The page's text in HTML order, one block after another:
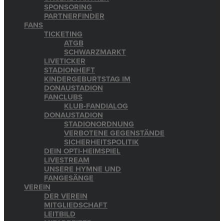
SPONSORING
PARTNERFINDER
FANS
TICKETING
ATGB
SCHWARZMARKT
LIVETICKER
STADIONHEFT
KINDERGEBURTSTAG IM
DONAUSTADION
FANCLUBS
KLUB-FANDIALOG
DONAUSTADION
STADIONORDNUNG
VERBOTENE GEGENSTÄNDE
SICHERHEITSPOLITIK
DEIN OPTI-HEIMSPIEL
LIVESTREAM
UNSERE HYMNE UND
FANGESÄNGE
VEREIN
DER VEREIN
MITGLIEDSCHAFT
LEITBILD